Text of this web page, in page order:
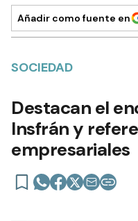
Añadir como fuente en
SOCIEDAD
Destacan el
Insfrán y
empresariales